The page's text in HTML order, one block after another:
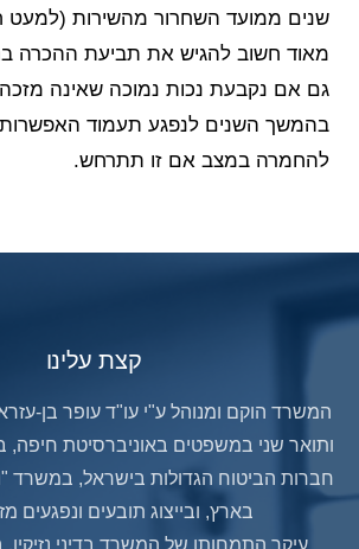
שנים ממועד השחרור מהשירות (למעט
מאוד חשוב להגיש את תביעת ההכרה
גם אם נקבעת נכות נמוכה שאינה מזכה
בהמשך השנים לנפגע תעמוד
להחמרה במצב אם זו תתרחש.
קצת עלינו
המשרד הוקם ומנוהל ע"י עו"ד עופר בן-
ותואר שני במשפטים באוניברסיטת חיפה,
חברות הביטוח הגדולות בישראל, במשרד
בארץ, ובייצוג תובעים ונפגעים
עיקר התמחותו של המשרד בדיני נזיקין,